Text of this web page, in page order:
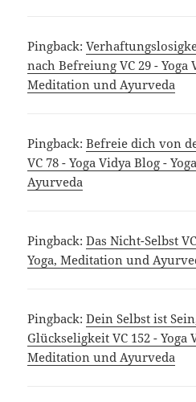
Pingback:
nach Befreiung VC 29 - Yoga
Meditation und Ayurveda
Pingback:Befreie dich von
VC 78 - Yoga Vidya Blog -
Ayurveda
Pingback:Das Nicht-Selbst
Yoga, Meditation und
Pingback:Dein Selbst ist
Glückseligkeit VC 152 - Yoga
Meditation und Ayurveda